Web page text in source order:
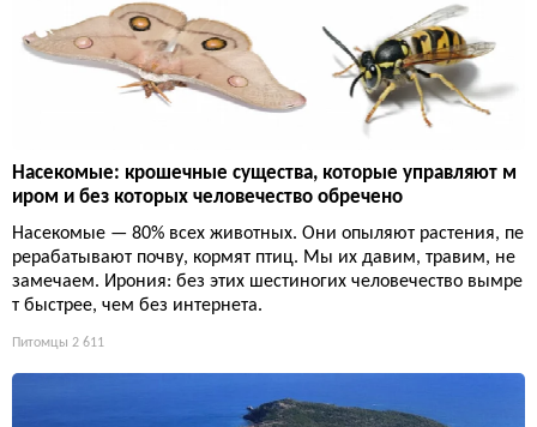
Насекомые: крошечные существа, которые управляют м
иром и без которых человечество обречено
Насекомые — 80% всех животных. Они опыляют растения, пе
рерабатывают почву, кормят птиц. Мы их давим, травим, не
замечаем. Ирония: без этих шестиногих человечество вымре
т быстрее, чем без интернета.
Питомцы 2 611